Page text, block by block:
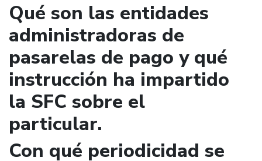
Qué son las entidades
administradoras de
pasarelas de pago y qué
instrucción ha impartido
la SFC sobre el
particular.
Con qué periodicidad se